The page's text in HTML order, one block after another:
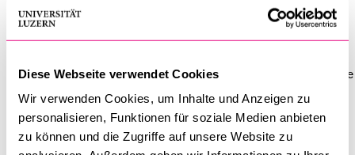
Diese Webseite verwendet Cookies
Wir verwenden Cookies, um Inhalte und Anzeigen zu
personalisieren, Funktionen für soziale Medien anbieten
zu können und die Zugriffe auf unsere Website zu
an der ZHAW School of Management and Law sowie an der
Universität Luzern, wo er 2018 den Master of Law erwarb. Seine
Wirtschafts­kanzlei in Zürich, an das Bezirksgericht Zürich sowie
zu einer Versicherung, bei der er als Projekt­leiter und
Fachcoach Vertragsrecht tätig war. Anschliessend erwarb er
das Anwaltspatent des Kantons Zürich.